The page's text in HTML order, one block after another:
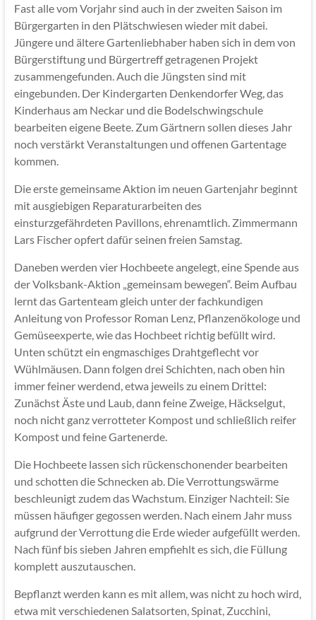
Fast alle vom Vorjahr sind auch in der zweiten Saison im
Bürgergarten in den Plätschwiesen wieder mit dabei.
Jüngere und ältere Gartenliebhaber haben sich in dem von
Bürgerstiftung und Bürgertreff getragenen Projekt
zusammengefunden. Auch die Jüngsten sind mit
eingebunden. Der Kindergarten Denkendorfer Weg, das
Kinderhaus am Neckar und die Bodelschwingschule
bearbeiten eigene Beete. Zum Gärtnern sollen dieses Jahr
noch verstärkt Veranstaltungen und offenen Gartentage
kommen.
Die erste gemeinsame Aktion im neuen Gartenjahr beginnt
mit ausgiebigen Reparaturarbeiten des
einsturzgefährdeten Pavillons, ehrenamtlich. Zimmermann
Lars Fischer opfert dafür seinen freien Samstag.
Daneben werden vier Hochbeete angelegt, eine Spende aus
der Volksbank-Aktion „gemeinsam bewegen“. Beim Aufbau
lernt das Gartenteam gleich unter der fachkundigen
Anleitung von Professor Roman Lenz, Pflanzenökologe und
Gemüseexperte, wie das Hochbeet richtig befüllt wird.
Unten schützt ein engmaschiges Drahtgeflecht vor
Wühlmäusen. Dann folgen drei Schichten, nach oben hin
immer feiner werdend, etwa jeweils zu einem Drittel:
Zunächst Äste und Laub, dann feine Zweige, Häckselgut,
noch nicht ganz verrotteter Kompost und schließlich reifer
Kompost und feine Gartenerde.
Die Hochbeete lassen sich rückenschonender bearbeiten
und schotten die Schnecken ab. Die Verrottungswärme
beschleunigt zudem das Wachstum. Einziger Nachteil: Sie
müssen häufiger gegossen werden. Nach einem Jahr muss
aufgrund der Verrottung die Erde wieder aufgefüllt werden.
Nach fünf bis sieben Jahren empfiehlt es sich, die Füllung
komplett auszutauschen.
Bepflanzt werden kann es mit allem, was nicht zu hoch wird,
etwa mit verschiedenen Salatsorten, Spinat, Zucchini,